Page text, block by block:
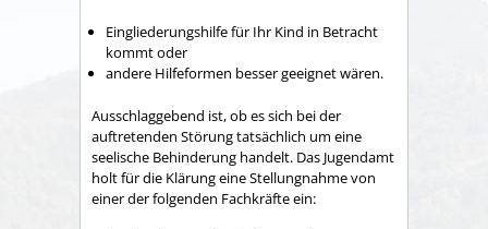
Eingliederungshilfe für Ihr Kind in Betracht
kommt oder
andere Hilfeformen besser geeignet wären.
Ausschlaggebend ist, ob es sich bei der
auftretenden Störung tatsächlich um eine
seelische Behinderung handelt. Das Jugendamt
holt für die Klärung eine Stellungnahme von
einer der folgenden Fachkräfte ein: